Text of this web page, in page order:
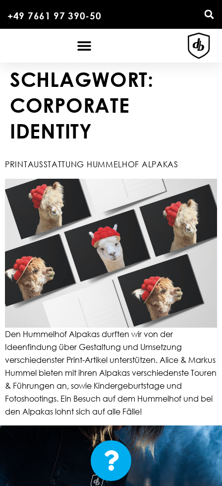
+49 7661 97 390-50
SCHLAGWORT:
CORPORATE
IDENTITY
PRINTAUSSTATTUNG HUMMELHOF ALPAKAS
Den Hummelhof Alpakas durften wir von der
Ideenfindung über Gestaltung und Umsetzung
verschiedenster Print-Artikel unterstützen. Alice & Markus
Hummel bieten mit ihren Alpakas verschiedenste Touren
& Führungen an, sowie Kindergeburtstage und
Fotoshootings. Ein Besuch auf dem Hummelhof und bei
den Alpakas lohnt sich auf alle Fälle!